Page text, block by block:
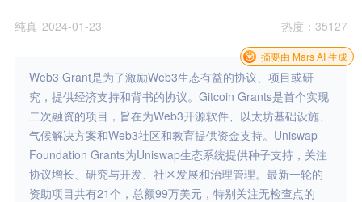
纯真 2024-01-23 热度 ：35127
Web3 Grant是为了激励Web3生态有益的协议、项目或研
究，提供经济支持和背书的协议。Gitcoin Grants是首个实现
二次融资的项目，旨在为Web3开源软件、以太坊基础设施、
气候解决方案和Web3社区和教育提供资金支持。Uniswap
Foundation Grants为Uniswap生态系统提供种子支持，关注
协议增长、研究与开发、社区发展和治理管理。最新一轮的
资助项目共有21个，总额99万美元，特别关注无检查点的
摘要由 Mars AI 生成